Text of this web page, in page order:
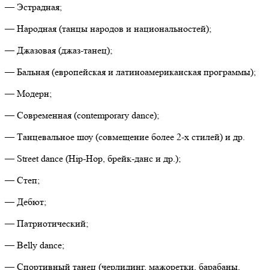
— Эстрадная;
— Народная (танцы народов и национальностей);
— Джазовая (джаз-танец);
— Бальная (европейская и латиноамериканская программы);
— Модерн;
— Современная (contemporary dance);
— Танцевальное шоу (совмещение более 2-х стилей) и др.
— Street dance (Hip-Hop, брейк-данс и др.);
— Степ;
— Дебют;
— Патриотический;
— Belly dance;
— Спортивный танец (черлидинг, мажоретки, барабаны,